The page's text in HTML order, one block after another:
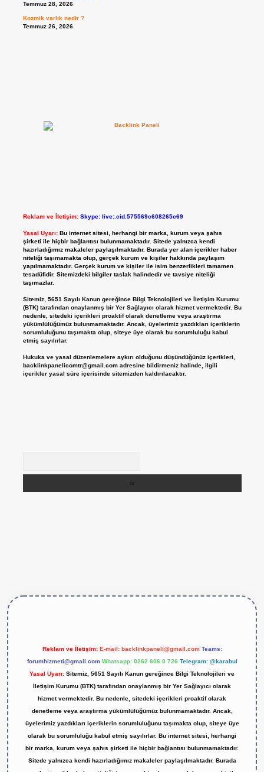
Temmuz 28, 2026
Kozmik varlık nedir ?
Temmuz 26, 2026
Reklam ve İletişim: Skype: live:.cid.575569c608265c69
Yasal Uyarı: Bu internet sitesi, herhangi bir marka, kurum veya şahıs
şirketi ile hiçbir bağlantısı bulunmamaktadır. Sitede yalnızca kendi
hazırladığımız makaleler paylaşılmaktadır. Burada yer alan içerikler haber
niteliği taşımamakta olup, gerçek kurum ve kişiler hakkında paylaşım
yapılmamaktadır. Gerçek kurum ve kişiler ile isim benzerlikleri tamamen
tesadüfidir. Sitemizdeki bilgiler taslak halindedir ve tavsiye niteliği
taşımazlar.
Sitemiz, 5651 Sayılı Kanun gereğince Bilgi Teknolojileri ve İletişim Kurumu
(BTK) tarafından onaylanmış bir Yer Sağlayıcı olarak hizmet vermektedir. Bu
nedenle, sitedeki içerikleri proaktif olarak denetleme veya araştırma
yükümlülüğümüz bulunmamaktadır. Ancak, üyelerimiz yazdıkları içeriklerin
sorumluluğunu taşımakta olup, siteye üye olarak bu sorumluluğu kabul
etmiş sayılırlar.
Hukuka ve yasal düzenlemelere aykırı olduğunu düşündüğünüz içerikleri,
backlinkpanelicomtr@gmail.comadresine bildirmeniz halinde, ilgili
içerikler yasal süre içerisinde sitemizden kaldırılacaktır.
Reklam ve İletişim: E-mail: backlinkpaneli@gmail.com Teams:
forumhizmeti@gmail.com Whatsapp: 0262 606 0 726 Telegram: @karabul
Yasal Uyarı: Sitemiz, 5651 Sayılı Kanun gereğince Bilgi Teknolojileri ve
İletişim Kurumu (BTK) tarafından onaylanmış bir Yer Sağlayıcı olarak
hizmet vermektedir. Bu nedenle, sitedeki içerikleri proaktif olarak
denetleme veya araştırma yükümlülüğümüz bulunmamaktadır. Ancak,
üyelerimiz yazdıkları içeriklerin sorumluluğunu taşımakta olup, siteye üye
olarak bu sorumluluğu kabul etmiş sayılırlar. Bu internet sitesi, herhangi
bir marka, kurum veya şahıs şirketi ile hiçbir bağlantısı bulunmamaktadır.
Sitede yalnızca kendi hazırladığımız makaleler paylaşılmaktadır. Burada